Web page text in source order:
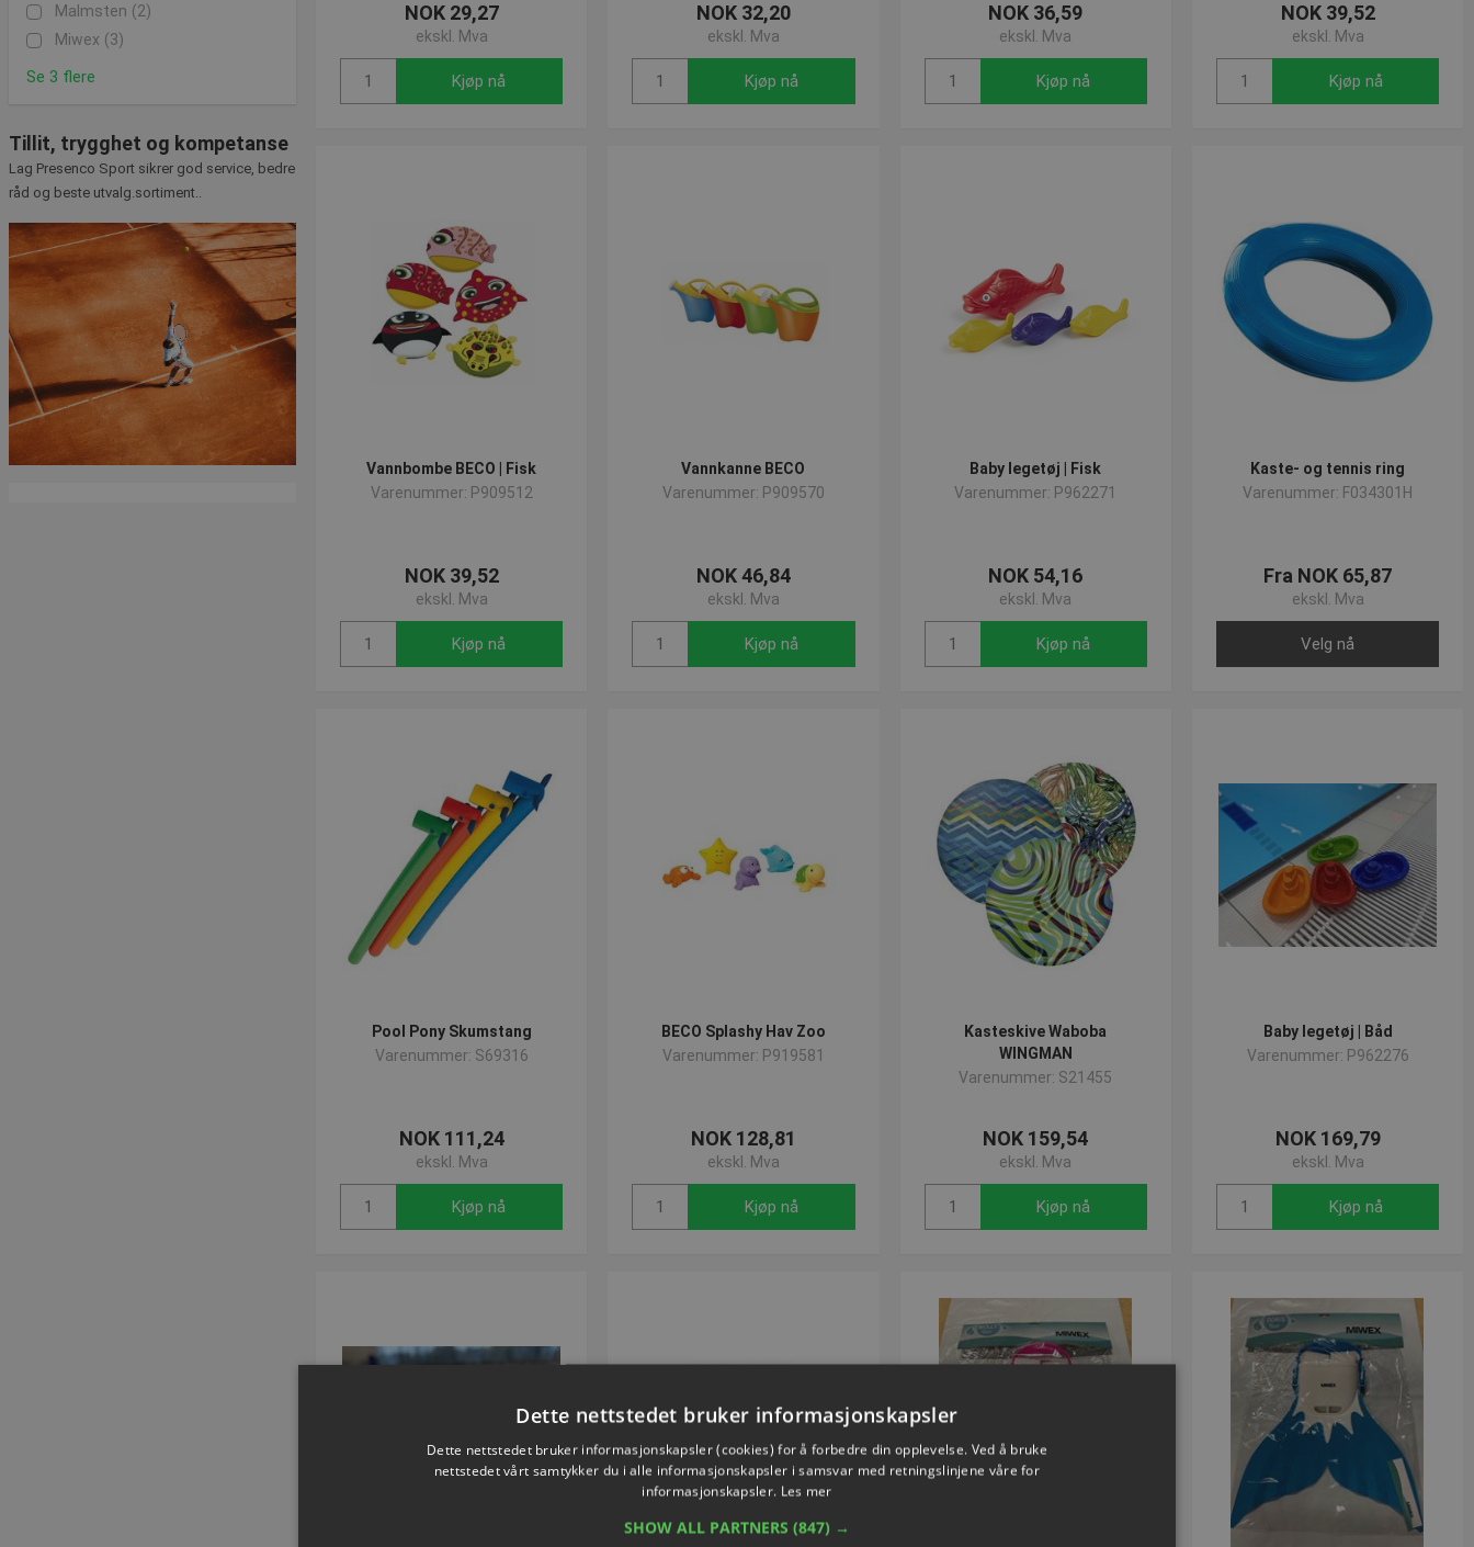
Malmsten (2)
Miwex (3)
Se 3 flere
Tillit, trygghet og kompetanse
Lag Presenco Sport sikrer god service, bedre
råd og beste utvalg.sortiment..
NOK 29,27
ekskl. Mva
Kjøp nå
NOK 32,20
ekskl. Mva
Kjøp nå
NOK 36,59
ekskl. Mva
Kjøp nå
NOK 39,52
ekskl. Mva
Kjøp nå
Vannbombe BECO | Fisk
Varenummer: P909512
NOK 39,52
ekskl. Mva
Kjøp nå
Vannkanne BECO
Varenummer: P909570
NOK 46,84
ekskl. Mva
Kjøp nå
Baby legetøj | Fisk
Varenummer: P962271
NOK 54,16
ekskl. Mva
Kjøp nå
Kaste- og tennis ring
Varenummer: F034301H
Fra NOK 65,87
ekskl. Mva
Velg nå
Pool Pony Skumstang
Varenummer: S69316
NOK 111,24
ekskl. Mva
Kjøp nå
BECO Splashy Hav Zoo
Varenummer: P919581
NOK 128,81
ekskl. Mva
Kjøp nå
Kasteskive Waboba
WINGMAN
Varenummer: S21455
NOK 159,54
ekskl. Mva
Kjøp nå
Baby legetøj | Båd
Varenummer: P962276
NOK 169,79
ekskl. Mva
Kjøp nå
Dette nettstedet bruker informasjonskapsler
Dette nettstedet bruker informasjonskapsler (cookies) for å forbedre din opplevelse. Ved å bruke
nettstedet vårt samtykker du i alle informasjonskapsler i samsvar med retningslinjene våre for
informasjonskapsler. Les mer
SHOW ALL PARTNERS (847) →